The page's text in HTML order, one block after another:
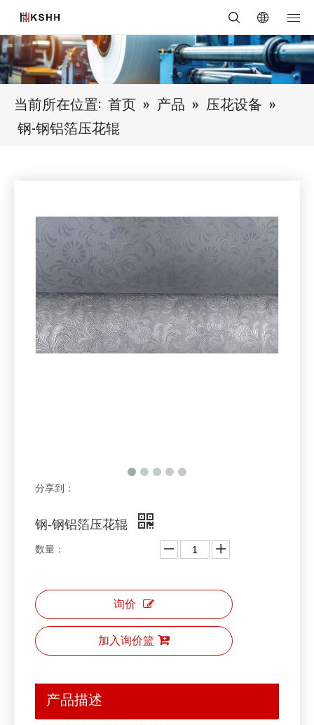
当前所在位置: 首页 » 产品 » 压花设备 »
钢-钢铝箔压花辊
分享到：
钢-钢铝箔压花辊
数量：
询价
加入询价篮
产品描述